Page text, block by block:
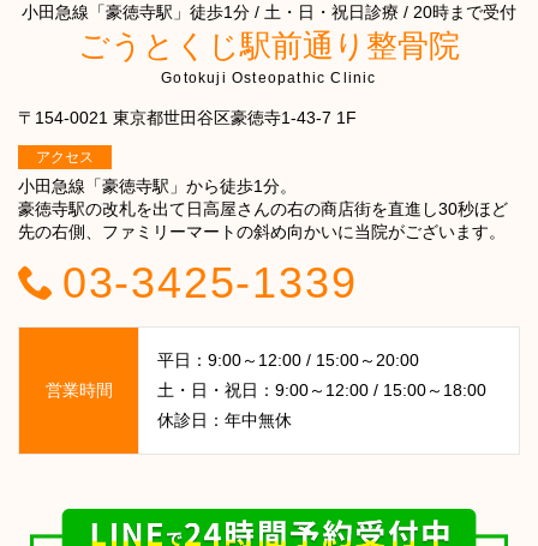
小田急線「豪徳寺駅」徒歩1分 / 土・日・祝日診療 / 20時まで受付
ごうとくじ駅前通り整骨院
Gotokuji Osteopathic Clinic
〒154-0021 東京都世田谷区豪徳寺1-43-7 1F
アクセス
小田急線「豪徳寺駅」から徒歩1分。
豪徳寺駅の改札を出て日高屋さんの右の商店街を直進し30秒ほど
先の右側、ファミリーマートの斜め向かいに当院がございます。
03-3425-1339
営業時間
平日：9:00～12:00 / 15:00～20:00
土・日・祝日：9:00～12:00 / 15:00～18:00
休診日：年中無休